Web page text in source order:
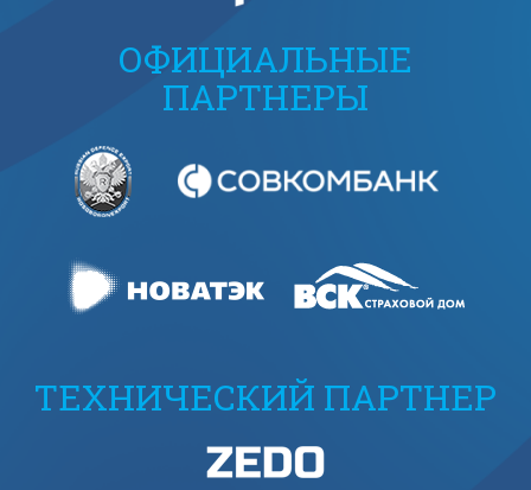
ОФИЦИАЛЬНЫЕ
ПАРТНЕРЫ
ТЕХНИЧЕСКИЙ ПАРТНЕР